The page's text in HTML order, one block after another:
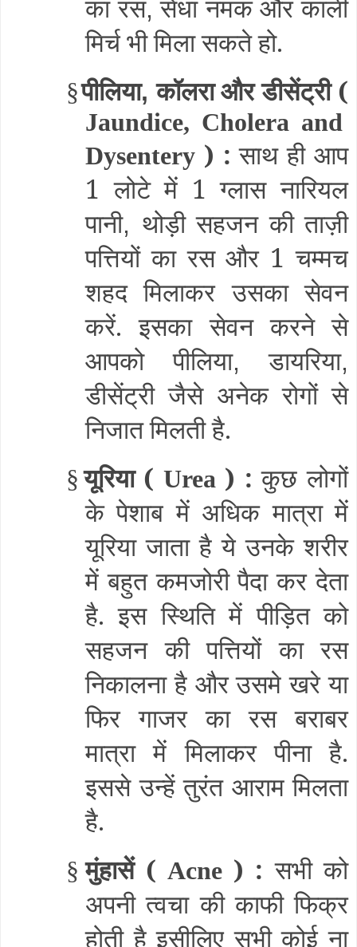
का रस, सेंधा नमक और काली
मिर्च भी मिला सकते हो.
§पीलिया,कॉलरा और डीसेंट्री (
Jaundice, Cholera and
Dysentery ) :साथ ही आप
1 लोटे में 1 ग्लास नारियल
पानी, थोड़ी सहजन की ताज़ी
पत्तियों का रस और 1 चम्मच
शहद मिलाकर उसका सेवन
करें. इसका सेवन करने से
आपको पीलिया,डायरिया,
डीसेंट्री जैसे अनेक रोगों से
निजात मिलती है.
§ यूरिया ( Urea ) :कुछ लोगों
के पेशाब में अधिक मात्रा में
यूरिया जाता है ये उनके शरीर
में बहुत कमजोरी पैदा कर देता
है. इस स्थिति में पीड़ित को
सहजन की पत्तियों का रस
निकालना है और उसमे खरे या
फिर गाजर का रस बराबर
मात्रा में मिलाकर पीना है.
इससे उन्हें तुरंत आराम मिलता
है.
§ मुंहासें ( Acne ) :सभी को
अपनी त्वचा की काफी फिक्र
होती है इसीलिए सभी कोई ना